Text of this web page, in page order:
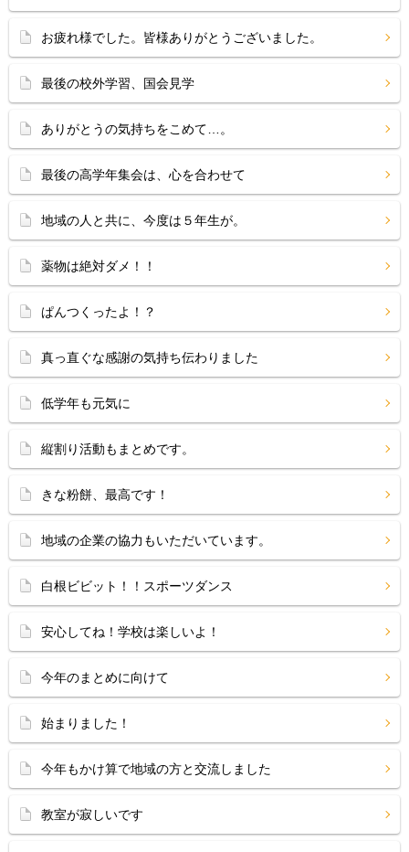
お疲れ様でした。皆様ありがとうございました。
最後の校外学習、国会見学
ありがとうの気持ちをこめて…。
最後の高学年集会は、心を合わせて
地域の人と共に、今度は５年生が。
薬物は絶対ダメ！！
ぱんつくったよ！？
真っ直ぐな感謝の気持ち伝わりました
低学年も元気に
縦割り活動もまとめです。
きな粉餅、最高です！
地域の企業の協力もいただいています。
白根ビビット！！スポーツダンス
安心してね！学校は楽しいよ！
今年のまとめに向けて
始まりました！
今年もかけ算で地域の方と交流しました
教室が寂しいです